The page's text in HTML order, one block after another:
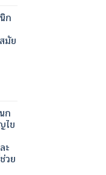
ก
มัย
ก
ไข
ะ
วย